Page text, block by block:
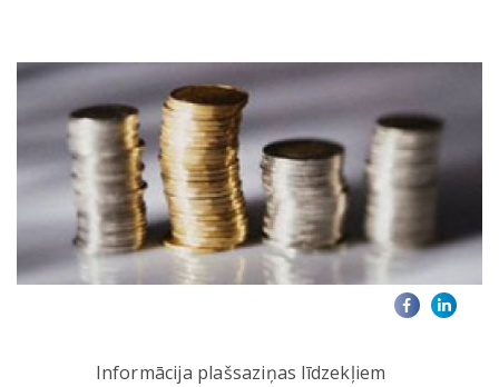
Informācija plašsaziņas līdzekļiem